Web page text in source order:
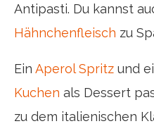
Antipasti. Du kannst
Hähnchenfleisch zu
Ein Aperol Spritz und
Kuchen als Dessert
zu dem italienischen